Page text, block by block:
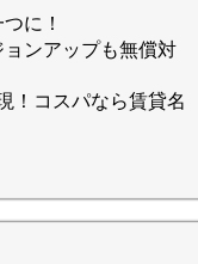
に！
ンアップも無償対
！コスパなら賃貸名